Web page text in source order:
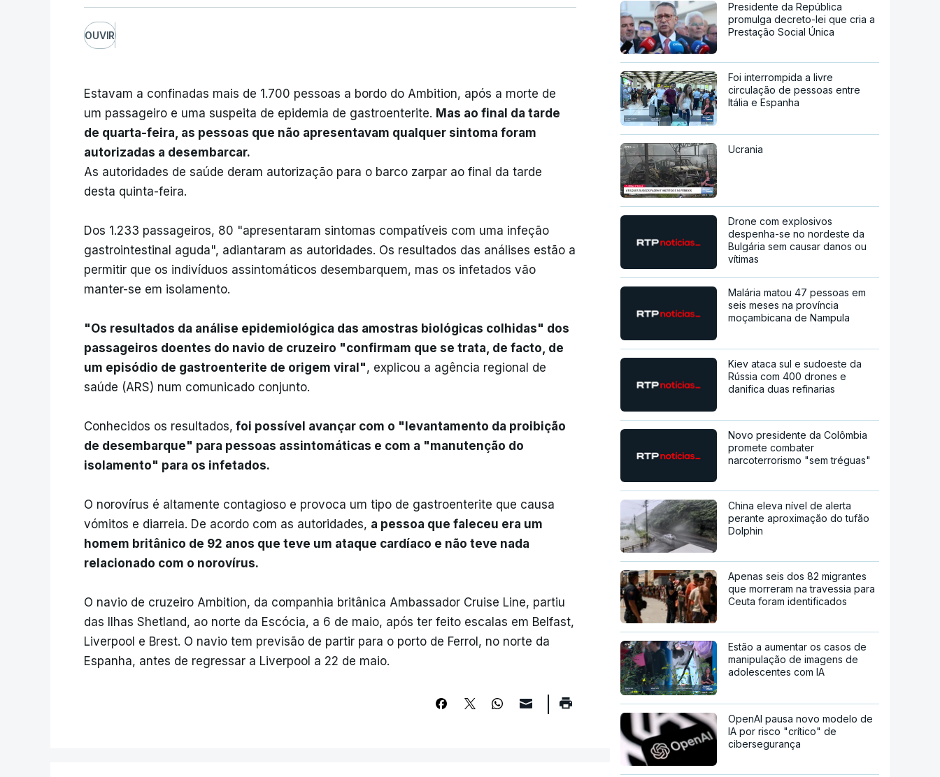
OUVIR
Estavam a confinadas mais de 1.700 pessoas a bordo do Ambition, após a morte de
um passageiro e uma suspeita de epidemia de gastroenterite. Mas ao final da tarde
de quarta-feira, as pessoas que não apresentavam qualquer sintoma foram
autorizadas a desembarcar.
As autoridades de saúde deram autorização para o barco zarpar ao final da tarde
desta quinta-feira.
Dos 1.233 passageiros, 80 "apresentaram sintomas compatíveis com uma infeção
gastrointestinal aguda", adiantaram as autoridades. Os resultados das análises estão a
permitir que os indivíduos assintomáticos desembarquem, mas os infetados vão
manter-se em isolamento.
"Os resultados da análise epidemiológica das amostras biológicas colhidas" dos
passageiros doentes do navio de cruzeiro "confirmam que se trata, de facto, de
um episódio de gastroenterite de origem viral", explicou a agência regional de
saúde (ARS) num comunicado conjunto.
Conhecidos os resultados, foi possível avançar com o "levantamento da proibição
de desembarque" para pessoas assintomáticas e com a "manutenção do
isolamento" para os infetados.
O norovírus é altamente contagioso e provoca um tipo de gastroenterite que causa
vómitos e diarreia. De acordo com as autoridades, a pessoa que faleceu era um
homem britânico de 92 anos que teve um ataque cardíaco e não teve nada
relacionado com o norovírus.
O navio de cruzeiro Ambition, da companhia britânica Ambassador Cruise Line, partiu
das Ilhas Shetland, ao norte da Escócia, a 6 de maio, após ter feito escalas em Belfast,
Liverpool e Brest. O navio tem previsão de partir para o porto de Ferrol, no norte da
Espanha, antes de regressar a Liverpool a 22 de maio.
Presidente da República
promulga decreto-lei que cria a
Prestação Social Única
Foi interrompida a livre
circulação de pessoas entre
Itália e Espanha
Ucrania
Drone com explosivos
despenha-se no nordeste da
Bulgária sem causar danos ou
vítimas
Malária matou 47 pessoas em
seis meses na província
moçambicana de Nampula
Kiev ataca sul e sudoeste da
Rússia com 400 drones e
danifica duas refinarias
Novo presidente da Colômbia
promete combater
narcoterrorismo "sem tréguas"
China eleva nível de alerta
perante aproximação do tufão
Dolphin
Apenas seis dos 82 migrantes
que morreram na travessia para
Ceuta foram identificados
Estão a aumentar os casos de
manipulação de imagens de
adolescentes com IA
OpenAI pausa novo modelo de
IA por risco "crítico" de
cibersegurança